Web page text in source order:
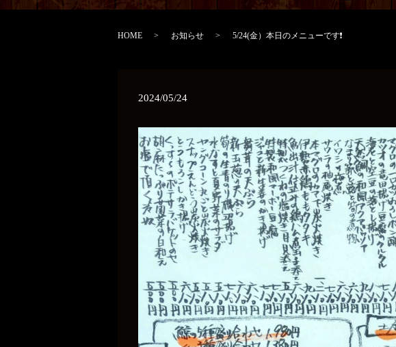
HOME お知らせ 5/24(金）本日のメニューです❗
2024/05/24